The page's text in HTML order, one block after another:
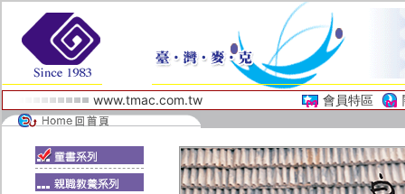
www.tmac.com.tw 會員特區